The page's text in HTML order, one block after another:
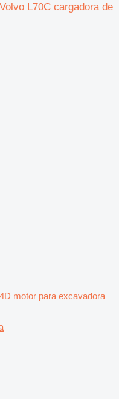
L70C cargadora de
motor para excavadora